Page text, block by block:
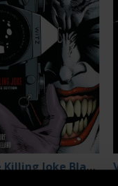
The Killing Joke Black Label Edition